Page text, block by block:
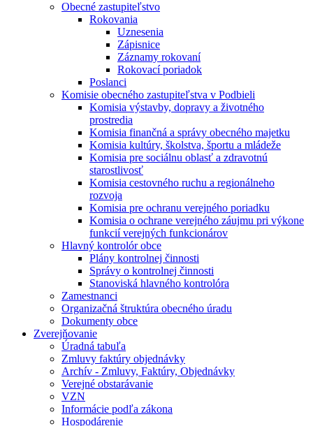
Obecné zastupiteľstvo
Rokovania
Uznesenia
Zápisnice
Záznamy rokovaní
Rokovací poriadok
Poslanci
Komisie obecného zastupiteľstva v Podbieli
Komisia výstavby, dopravy a životného
prostredia
Komisia finančná a správy obecného majetku
Komisia kultúry, školstva, športu a mládeže
Komisia pre sociálnu oblasť a zdravotnú
starostlivosť
Komisia cestovného ruchu a regionálneho
rozvoja
Komisia pre ochranu verejného poriadku
Komisia o ochrane verejného záujmu pri výkone
funkcií verejných funkcionárov
Hlavný kontrolór obce
Plány kontrolnej činnosti
Správy o kontrolnej činnosti
Stanoviská hlavného kontrolóra
Zamestnanci
Organizačná štruktúra obecného úradu
Dokumenty obce
Zverejňovanie
Úradná tabuľa
Zmluvy faktúry objednávky
Archív - Zmluvy, Faktúry, Objednávky
Verejné obstarávanie
VZN
Informácie podľa zákona
Hospodárenie